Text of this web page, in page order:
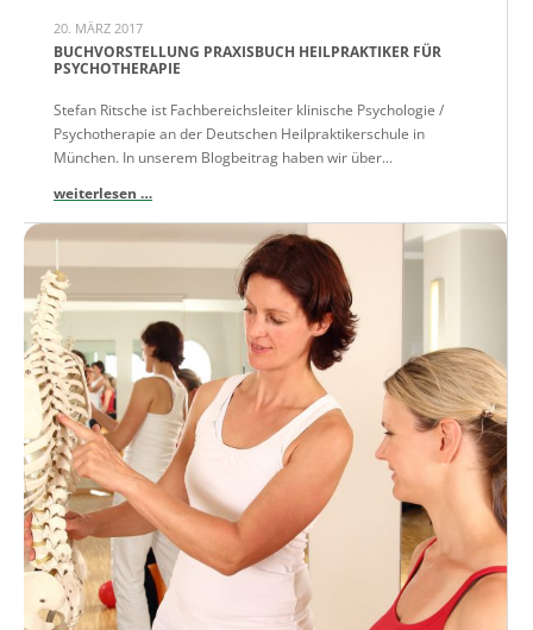
20. MÄRZ 2017
BUCHVORSTELLUNG PRAXISBUCH HEILPRAKTIKER FÜR
PSYCHOTHERAPIE
Stefan Ritsche ist Fachbereichsleiter klinische Psychologie /
Psychotherapie an der Deutschen Heilpraktikerschule in
München. In unserem Blogbeitrag haben wir über...
weiterlesen …